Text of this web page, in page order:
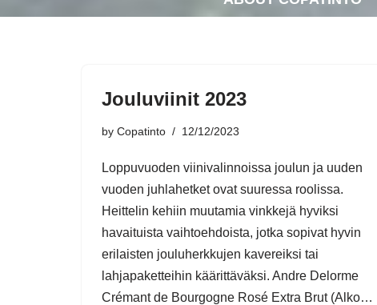
Jouluviinit 2023
by Copatinto 12/12/2023
Loppuvuoden viinivalinnoissa joulun ja uuden
vuoden juhlahetket ovat suuressa roolissa.
Heittelin kehiin muutamia vinkkejä hyviksi
havaituista vaihtoehdoista, jotka sopivat hyvin
erilaisten jouluherkkujen kavereiksi tai
lahjapaketteihin käärittäväksi. Andre Delorme
Crémant de Bourgogne Rosé Extra Brut (Alko…